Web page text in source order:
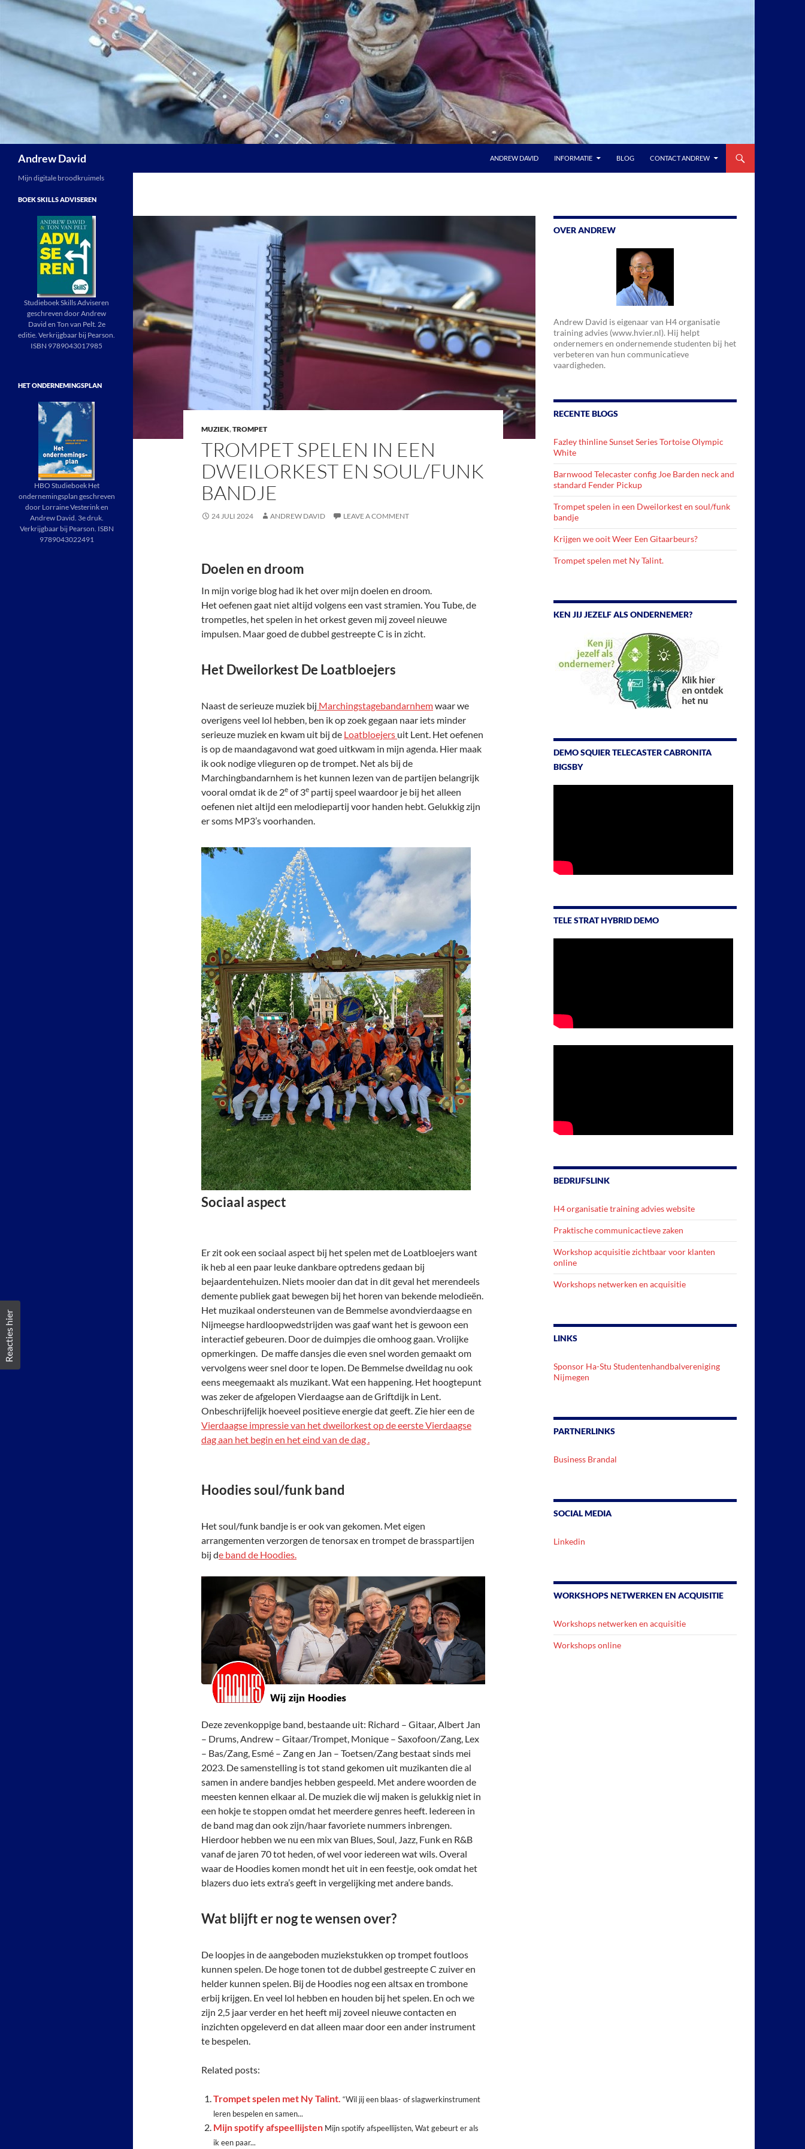
Skip
content
Andrew David ANDREW DAVID INFORMATIE BLOG CONTACT ANDREW
MUZIEK,TROMPET
TROMPET SPELEN IN EEN
DWEILORKEST EN SOUL/FUNK
BANDJE
24 JULI 2024 ANDREW DAVID LEAVE A COMMENT
Doelen en droom
In mijn vorige blog had ik het over mijn doelen en droom.
Het oefenen gaat niet altijd volgens een vast stramien. You Tube, de
trompetles, het spelen in het orkest geven mij zoveel nieuwe
impulsen. Maar goed de dubbel gestreepte C is in zicht.
Het Dweilorkest De Loatbloejers
Naast de serieuze muziek bij Marchingstagebandarnhemwaar we
overigens veel lol hebben, ben ik op zoek gegaan naar iets minder
serieuze muziek en kwam uit bij de Loatbloejers uit Lent. Het oefenen
is op de maandagavond wat goed uitkwam in mijn agenda. Hier maak
ik ook nodige vlieguren op de trompet. Net als bij de
Marchingbandarnhem is het kunnen lezen van de partijen belangrijk
vooral omdat ik de 2e of 3e partij speel waardoor je bij het alleen
oefenen niet altijd een melodiepartij voor handen hebt. Gelukkig zijn
er soms MP3’s voorhanden.
Sociaal aspect
Er zit ook een sociaal aspect bij het spelen met de Loatbloejers want
ik heb al een paar leuke dankbare optredens gedaan bij
bejaardentehuizen. Niets mooier dan dat in dit geval het merendeels
demente publiek gaat bewegen bij het horen van bekende melodieën.
Het muzikaal ondersteunen van de Bemmelse avondvierdaagse en
Nijmeegse hardloopwedstrijden was gaaf want het is gewoon een
interactief gebeuren. Door de duimpjes die omhoog gaan. Vrolijke
opmerkingen. De maffe dansjes die even snel worden gemaakt om
vervolgens weer snel door te lopen. De Bemmelse dweildag nu ook
eens meegemaakt als muzikant. Wat een happening. Het hoogtepunt
was zeker de afgelopen Vierdaagse aan de Griftdijk in Lent.
Onbeschrijfelijk hoeveel positieve energie dat geeft. Zie hier een de
Vierdaagse impressie van het dweilorkest op de eerste Vierdaagse
dag aan het begin en het eind van de dag .
Hoodies soul/funk band
Het soul/funk bandje is er ook van gekomen. Met eigen
arrangementen verzorgen de tenorsax en trompet de brasspartijen
bij de band de Hoodies.
Deze zevenkoppige band, bestaande uit: Richard – Gitaar, Albert Jan
– Drums, Andrew – Gitaar/Trompet, Monique – Saxofoon/Zang, Lex
– Bas/Zang, Esmé – Zang en Jan – Toetsen/Zang bestaat sinds mei
2023. De samenstelling is tot stand gekomen uit muzikanten die al
samen in andere bandjes hebben gespeeld. Met andere woorden de
meesten kennen elkaar al. De muziek die wij maken is gelukkig niet in
een hokje te stoppen omdat het meerdere genres heeft. Iedereen in
de band mag dan ook zijn/haar favoriete nummers inbrengen.
Hierdoor hebben we nu een mix van Blues, Soul, Jazz, Funk en R&B
vanaf de jaren 70 tot heden, of wel voor iedereen wat wils. Overal
waar de Hoodies komen mondt het uit in een feestje, ook omdat het
blazers duo iets extra’s geeft in vergelijking met andere bands.
Wat blijft er nog te wensen over?
De loopjes in de aangeboden muziekstukken op trompet foutloos
kunnen spelen. De hoge tonen tot de dubbel gestreepte C zuiver en
helder kunnen spelen. Bij de Hoodies nog een altsax en trombone
erbij krijgen. En veel lol hebben en houden bij het spelen. En och we
zijn 2,5 jaar verder en het heeft mij zoveel nieuwe contacten en
inzichten opgeleverd en dat alleen maar door een ander instrument
te bespelen.
Related posts:
Trompet spelen met Ny Talint. “Wil jij een blaas- of slagwerkinstrument
leren bespelen en samen...
Mijn spotify afspeellijsten Mijn spotify afspeellijsten, Wat gebeurt er als
ik een paar...
OVER ANDREW
Andrew David is eigenaar van H4 organisatie
training advies (www.hvier.nl). Hij helpt
ondernemers en ondernemende studenten bij het
verbeteren van hun communicatieve
vaardigheden.
RECENTE BLOGS
Fazley thinline Sunset Series Tortoise Olympic
White
Barnwood Telecaster config Joe Barden neck and
standard Fender Pickup
Trompet spelen in een Dweilorkest en soul/funk
bandje
Krijgen we ooit Weer Een Gitaarbeurs?
Trompet spelen met Ny Talint.
KEN JIJ JEZELF ALS ONDERNEMER?
DEMO SQUIER TELECASTER CABRONITA
BIGSBY
TELE STRAT HYBRID DEMO
BEDRIJFSLINK
H4 organisatie training advies website
Praktische communicactieve zaken
Workshop acquisitie zichtbaar voor klanten
online
Workshops netwerken en acquisitie
LINKS
Sponsor Ha-Stu Studentenhandbalvereniging
Nijmegen
PARTNERLINKS
Business Brandal
SOCIAL MEDIA
Linkedin
WORKSHOPS NETWERKEN EN ACQUISITIE
Workshops netwerken en acquisitie
Workshops online
Mijn digitale broodkruimels
BOEK SKILLS ADVISEREN
Studieboek Skills Adviseren
geschreven door Andrew
David en Ton van Pelt. 2e
editie. Verkrijgbaar bij Pearson.
ISBN 9789043017985
HET ONDERNEMINGSPLAN
HBO Studieboek Het
ondernemingsplan geschreven
door Lorraine Vesterink en
Andrew David. 3e druk.
Verkrijgbaar bij Pearson. ISBN
9789043022491
Reacties hier